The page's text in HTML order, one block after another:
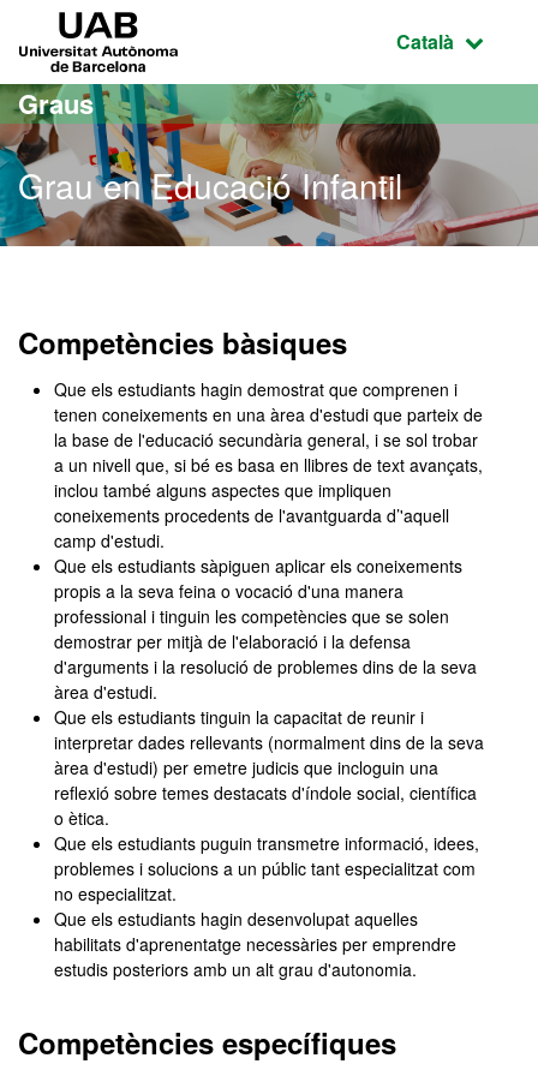
Ves al contingut principal
Ves a la navegació de la pàgina
Idioma
Català
Graus
Grau en Educació Infantil
Competències bàsiques
Que els estudiants hagin demostrat que comprenen i
tenen coneixements en una àrea d'estudi que parteix de
la base de l'educació secundària general, i se sol trobar
a un nivell que, si bé es basa en llibres de text avançats,
inclou també alguns aspectes que impliquen
coneixements procedents de l'avantguarda d’'aquell
camp d'estudi.
Que els estudiants sàpiguen aplicar els coneixements
propis a la seva feina o vocació d'una manera
professional i tinguin les competències que se solen
demostrar per mitjà de l'elaboració i la defensa
d'arguments i la resolució de problemes dins de la seva
àrea d'estudi.
Que els estudiants tinguin la capacitat de reunir i
interpretar dades rellevants (normalment dins de la seva
àrea d'estudi) per emetre judicis que incloguin una
reflexió sobre temes destacats d'índole social, científica
o ètica.
Que els estudiants puguin transmetre informació, idees,
problemes i solucions a un públic tant especialitzat com
no especialitzat.
Que els estudiants hagin desenvolupat aquelles
habilitats d'aprenentatge necessàries per emprendre
estudis posteriors amb un alt grau d'autonomia.
Competències específiques